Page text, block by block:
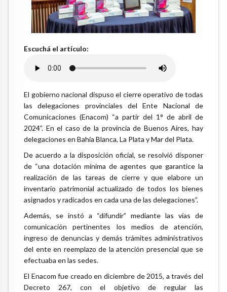
Escuchá el artículo:
El gobierno nacional dispuso el cierre operativo de todas
las delegaciones provinciales del Ente Nacional de
Comunicaciones (Enacom) “a partir del 1° de abril de
2024”. En el caso de la provincia de Buenos Aires, hay
delegaciones en Bahía Blanca, La Plata y Mar del Plata.
De acuerdo a la disposición oficial, se resolvió disponer
de “una dotación mínima de agentes que garantice la
realización de las tareas de cierre y que elabore un
inventario patrimonial actualizado de todos los bienes
asignados y radicados en cada una de las delegaciones”.
Además, se instó a “difundir” mediante las vías de
comunicación pertinentes los medios de atención,
ingreso de denuncias y demás trámites administrativos
del ente en reemplazo de la atención presencial que se
efectuaba en las sedes.
El Enacom fue creado en diciembre de 2015, a través del
Decreto 267, con el objetivo de regular las